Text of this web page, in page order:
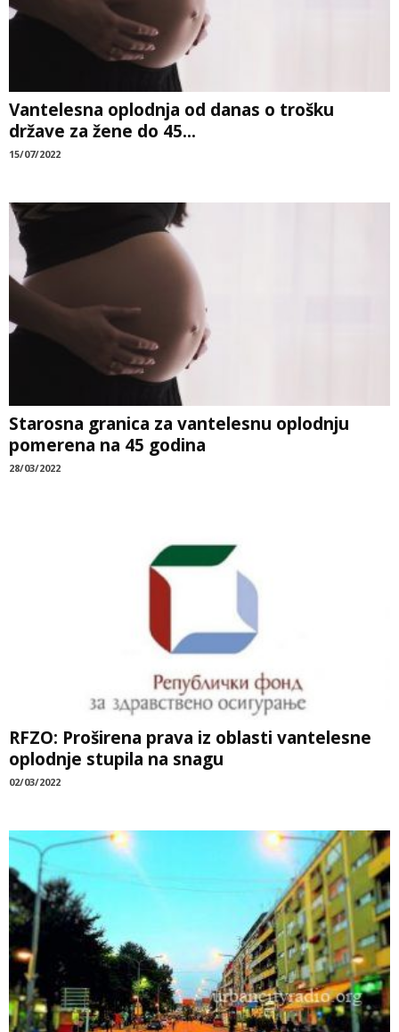
Vantelesna oplodnja od danas o trošku
države za žene do 45...
15/07/2022
Starosna granica za vantelesnu oplodnju
pomerena na 45 godina
28/03/2022
RFZO: Proširena prava iz oblasti vantelesne
oplodnje stupila na snagu
02/03/2022